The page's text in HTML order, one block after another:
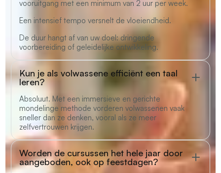
vooruitgang met een minimum van 2 uur per week.
Een intensief tempo versnelt de vloeiendheid.
De duur hangt af van uw doel: dringende
voorbereiding of geleidelijke ontwikkeling.
Kun je als volwassene efficiënt een taal
leren?
Absoluut. Met een immersieve en gerichte
mondelinge methode vorderen volwassenen vaak
sneller dan ze denken, vooral als ze meer
zelfvertrouwen krijgen.
Worden de cursussen het hele jaar door
aangeboden, ook op feestdagen?